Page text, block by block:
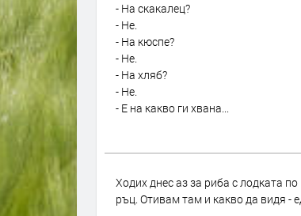
- На скакалец?
- Не.
- На кюспе?
- Не.
- На хляб?
- Не.
- Е на какво ги хвана...
Ходих днес аз за риба с лодката
ръц. Отивам там и какво да видя -